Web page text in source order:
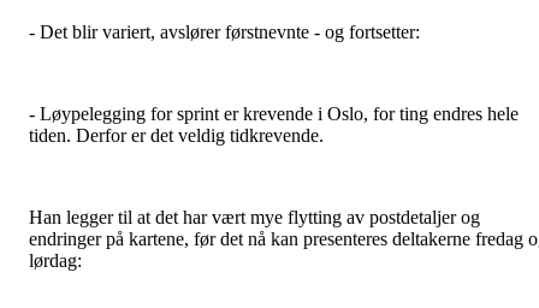
- Det blir variert, avslører førstnevnte - og fortsetter:
- Løypelegging for sprint er krevende i Oslo, for ting endres hele
tiden. Derfor er det veldig tidkrevende.
Han legger til at det har vært mye flytting av postdetaljer og
endringer på kartene, før det nå kan presenteres deltakerne fredag
lørdag: